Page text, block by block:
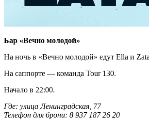
Бар «Вечно молодой»
На ночь в «Вечно молодой» едут Ella и
На саппорте — команда Tour 130.
Начало в 22:00.
Где: улица Ленинградская, 77
Телефон для брони: 8 937 187 26 20